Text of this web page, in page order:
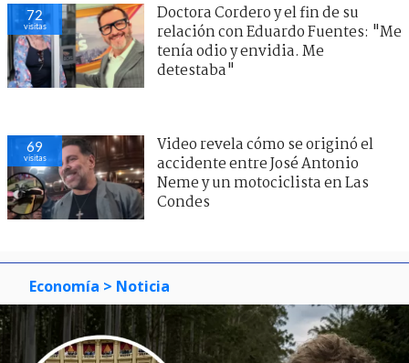
72
visitas
Doctora Cordero y el fin de su
relación con Eduardo Fuentes: "Me
tenía odio y envidia. Me
detestaba"
69
visitas
Video revela cómo se originó el
accidente entre José Antonio
Neme y un motociclista en Las
Condes
Economía > Noticia